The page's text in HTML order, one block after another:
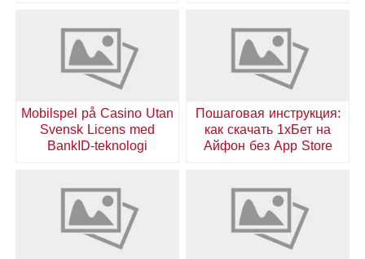
Пошаговая инструкция:
как скачать 1хБет на
Айфон без App Store
Mobilspel på Casino Utan
Svensk Licens med
BankID-teknologi